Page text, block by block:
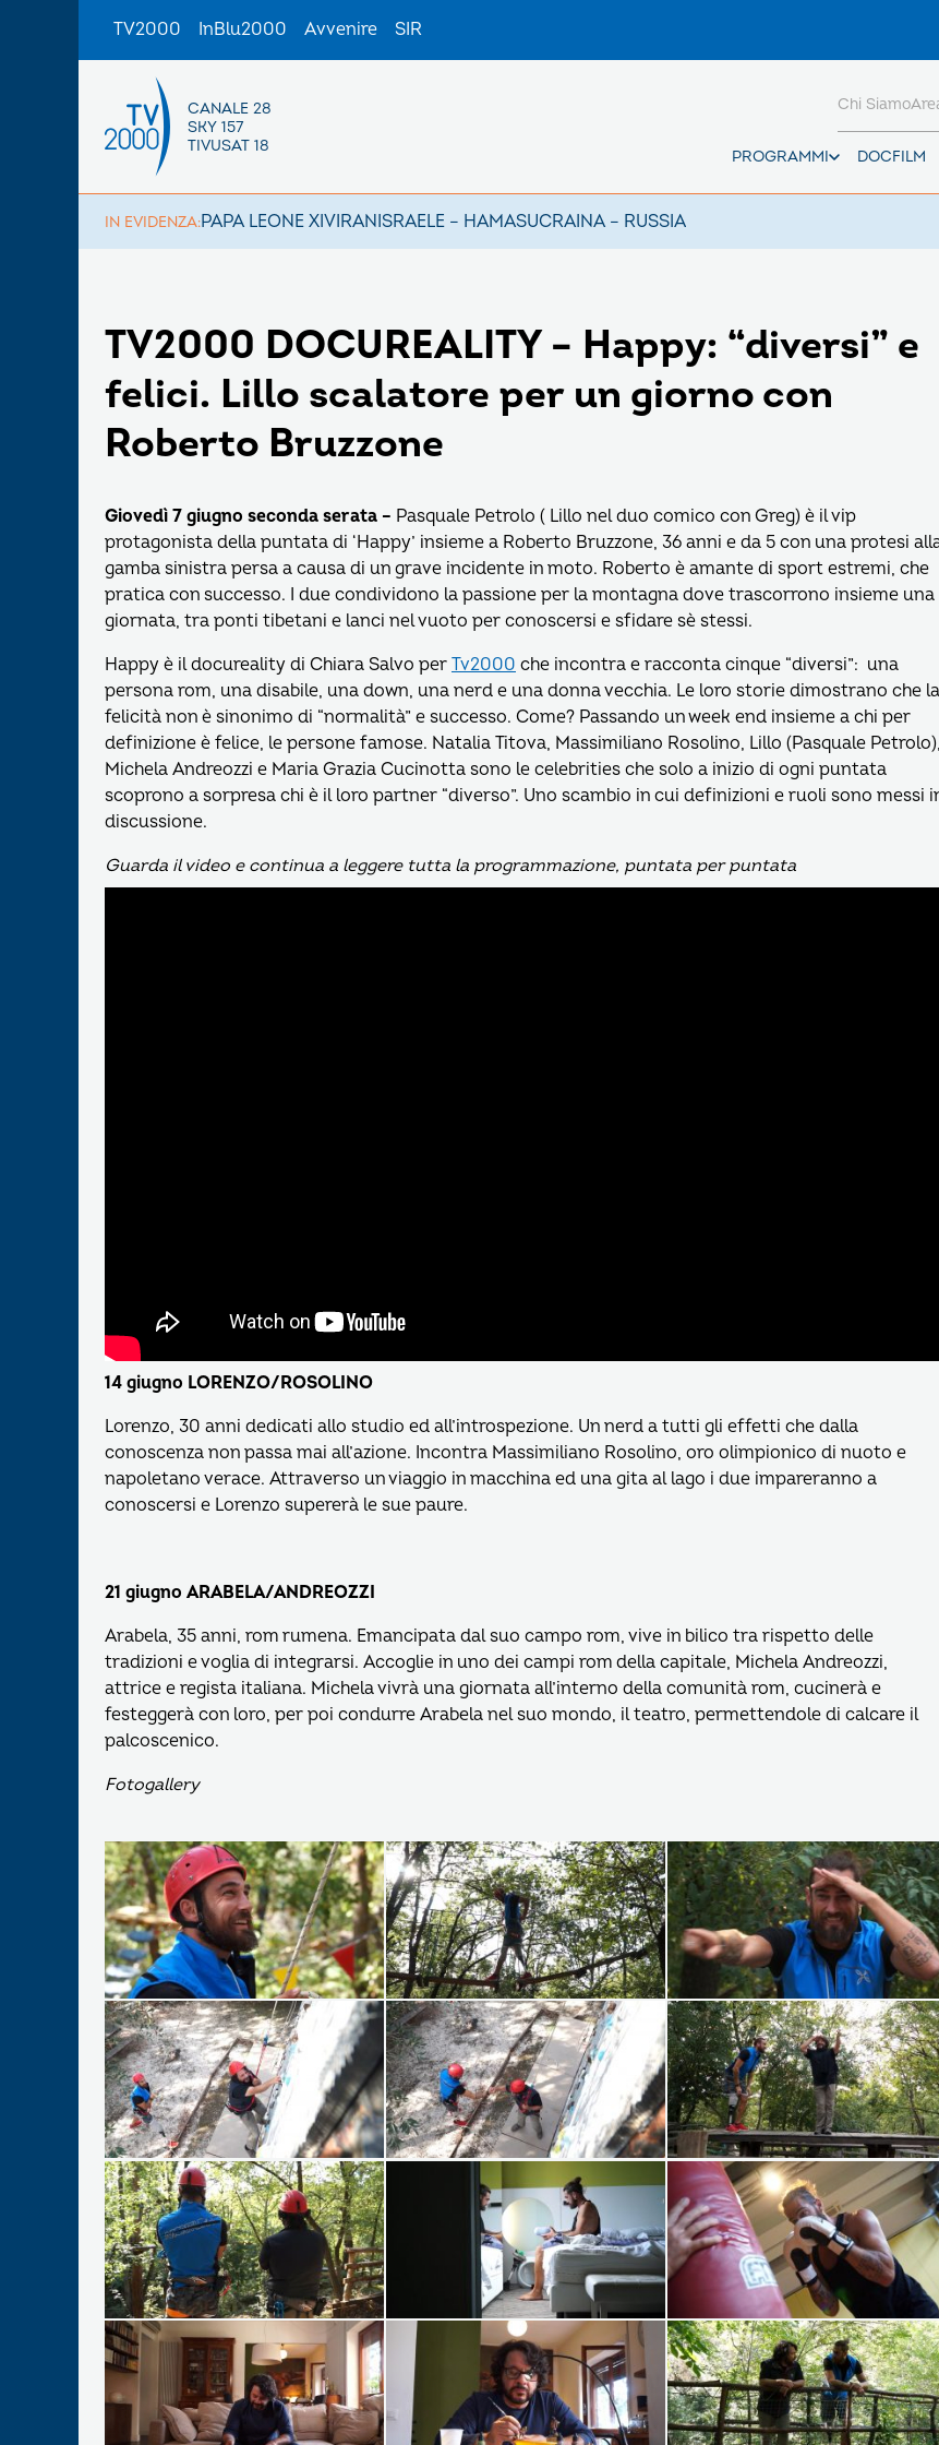
TV2000 InBlu2000 Avvenire SIR
CANALE 28
SKY 157
TIVUSAT 18
PROGRAMMI DOCFILM
Chi Siamo
IN EVIDENZA:PAPA LEONE XIVIRANISRAELE – HAMASUCRAINA – RUSSIA
TV2000 DOCUREALITY – Happy: “diversi” e
felici. Lillo scalatore per un giorno con
Roberto Bruzzone
Giovedì 7 giugno seconda serata – Pasquale Petrolo ( Lillo nel duo comico con Greg) è il vip
protagonista della puntata di ‘Happy’ insieme a Roberto Bruzzone, 36 anni e da 5 con una protesi
gamba sinistra persa a causa di un grave incidente in moto. Roberto è amante di sport estremi, che
pratica con successo. I due condividono la passione per la montagna dove trascorrono insieme una
giornata, tra ponti tibetani e lanci nel vuoto per conoscersi e sfidare sè stessi.
Happy è il docureality di Chiara Salvo per Tv2000 che incontra e racconta cinque “diversi”: una
persona rom, una disabile, una down, una nerd e una donna vecchia. Le loro storie dimostrano che la
felicità non è sinonimo di “normalità” e successo. Come? Passando un week end insieme a chi per
definizione è felice, le persone famose. Natalia Titova, Massimiliano Rosolino, Lillo (Pasquale Petrolo),
Michela Andreozzi e Maria Grazia Cucinotta sono le celebrities che solo a inizio di ogni puntata
scoprono a sorpresa chi è il loro partner “diverso”. Uno scambio in cui definizioni e ruoli sono messi
discussione.
Guarda il video e continua a leggere tutta la programmazione, puntata per puntata
14 giugno LORENZO/ROSOLINO
Lorenzo, 30 anni dedicati allo studio ed all’introspezione. Un nerd a tutti gli effetti che dalla
conoscenza non passa mai all’azione. Incontra Massimiliano Rosolino, oro olimpionico di nuoto e
napoletano verace. Attraverso un viaggio in macchina ed una gita al lago i due impareranno a
conoscersi e Lorenzo supererà le sue paure.
21 giugno ARABELA/ANDREOZZI
Arabela, 35 anni, rom rumena. Emancipata dal suo campo rom, vive in bilico tra rispetto delle
tradizioni e voglia di integrarsi. Accoglie in uno dei campi rom della capitale, Michela Andreozzi,
attrice e regista italiana. Michela vivrà una giornata all’interno della comunità rom, cucinerà e
festeggerà con loro, per poi condurre Arabela nel suo mondo, il teatro, permettendole di calcare il
palcoscenico.
Fotogallery